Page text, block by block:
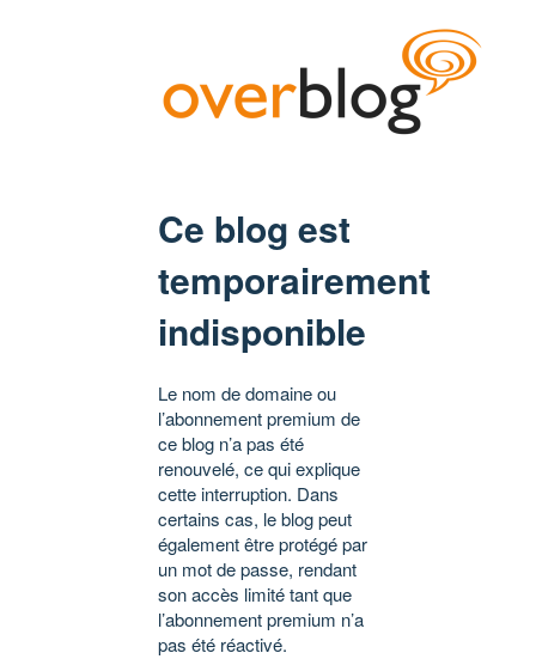
Ce blog est
temporairement
indisponible
Le nom de domaine ou
l’abonnement premium de
ce blog n’a pas été
renouvelé, ce qui explique
cette interruption. Dans
certains cas, le blog peut
également être protégé par
un mot de passe, rendant
son accès limité tant que
l’abonnement premium n’a
pas été réactivé.